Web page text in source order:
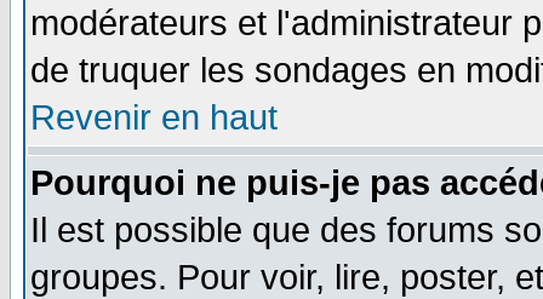
modérateurs et l'administrateur
de truquer les sondages en
Revenir en haut
Pourquoi ne puis-je pas
Il est possible que des forums
groupes. Pour voir, lire, poster,